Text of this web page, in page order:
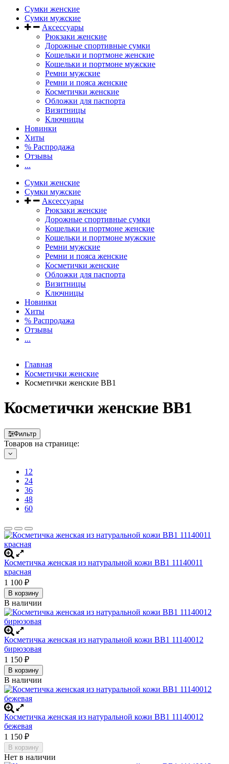
Сумки женские
Сумки мужские
Аксессуары
Рюкзаки женские
Дорожные спортивные сумки
Кошельки и портмоне женские
Кошельки и портмоне мужские
Ремни мужские
Ремни и пояса женские
Косметички женские
Обложки для паспорта
Визитницы
Ключницы
Новинки
Хиты
% Распродажа
Отзывы
...
Сумки женские
Сумки мужские
Аксессуары
Рюкзаки женские
Дорожные спортивные сумки
Кошельки и портмоне женские
Кошельки и портмоне мужские
Ремни мужские
Ремни и пояса женские
Косметички женские
Обложки для паспорта
Визитницы
Ключницы
Новинки
Хиты
% Распродажа
Отзывы
...
Главная
Косметички женские
Косметички женские BB1
Косметички женские BB1
Фильтр
Товаров на странице:
12
24
36
48
60
Косметичка женская из натуральной кожи BB1 11140011
красная
1 100 ₽
В корзину
В наличии
Косметичка женская из натуральной кожи BB1 11140012
бирюзовая
1 150 ₽
В корзину
В наличии
Косметичка женская из натуральной кожи BB1 11140012
бежевая
1 150 ₽
В корзину
Нет в наличии